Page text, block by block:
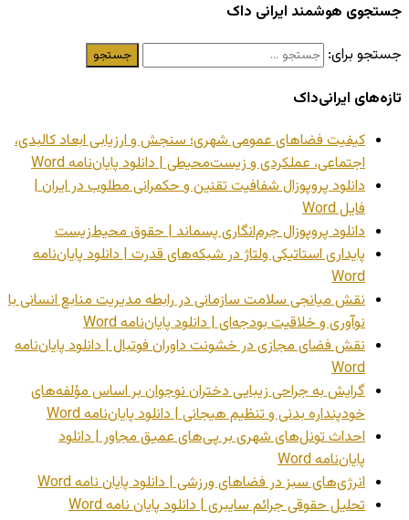
جستجوی هوشمند ایرانی داک
جستجو برای:
تازه‌های ایرانی‌داک
کیفیت فضاهای عمومی شهری؛ سنجش و ارزیابی ابعاد کالبدی،
اجتماعی، عملکردی و زیست‌محیطی | دانلود پایان‌نامه Word
دانلود پروپوزال شفافیت تقنین و حکمرانی مطلوب در ایران |
فایل Word
دانلود پروپوزال جرم‌انگاری پسماند | حقوق محیط‌زیست
پایداری استاتیکی ولتاژ در شبکه‌های قدرت | دانلود پایان‌نامه
Word
نقش میانجی سلامت سازمانی در رابطه مدیریت منابع انسانی با
نوآوری و خلاقیت بودجه‌ای | دانلود پایان‌نامه Word
نقش فضای مجازی در خشونت داوران فوتبال | دانلود پایان‌نامه
Word
گرایش به جراحی زیبایی دختران نوجوان بر اساس مؤلفه‌های
خودپنداره بدنی و تنظیم هیجانی | دانلود پایان‌نامه Word
احداث تونل‌های شهری بر پی‌های عمیق مجاور | دانلود
پایان‌نامه Word
انرژی‌های سبز در فضاهای ورزشی | دانلود پایان نامه Word
تحلیل حقوقی جرائم سایبری | دانلود پایان نامه Word